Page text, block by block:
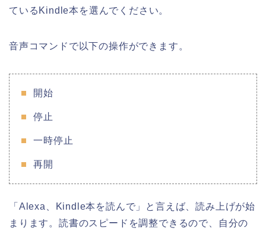
ているKindle本を選んでください。
音声コマンドで以下の操作ができます。
開始
停止
一時停止
再開
「Alexa、Kindle本を読んで」と言えば、読み上げが始
まります。読書のスピードを調整できるので、自分の